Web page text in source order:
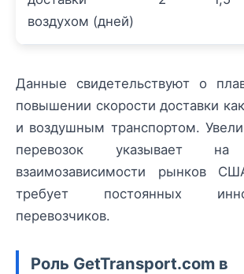
воздухом (дней)
Данные свидетельствуют о
повышении скорости доставки
и воздушным транспортом.
перевозок указывает на
взаимозависимости рынков
требует постоянных
перевозчиков.
Роль GetTransport.com в